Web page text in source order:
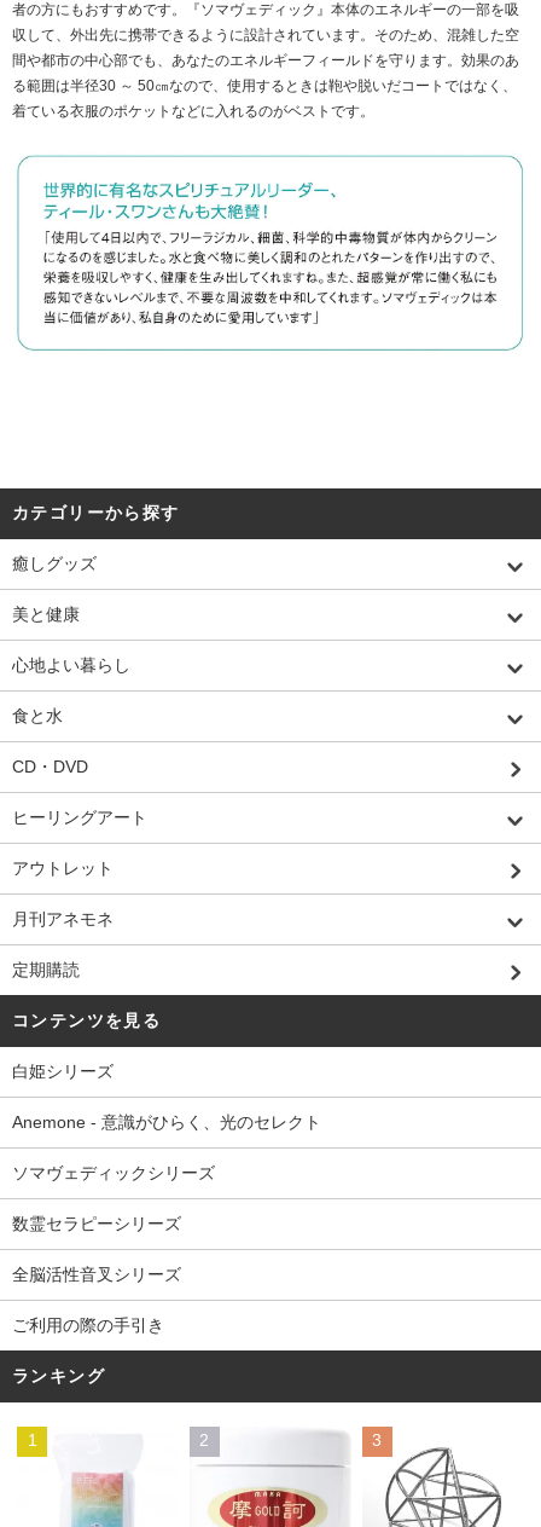
者の方にもおすすめです。『ソマヴェディック』本体のエネルギーの一部を吸
収して、外出先に携帯できるように設計されています。そのため、混雑した空
間や都市の中心部でも、あなたのエネルギーフィールドを守ります。効果のあ
る範囲は半径30 ～ 50㎝なので、使用するときは鞄や脱いだコートではなく、
着ている衣服のポケットなどに入れるのがベストです。
カテゴリーから探す
癒しグッズ
美と健康
心地よい暮らし
食と水
CD・DVD
ヒーリングアート
アウトレット
月刊アネモネ
定期購読
コンテンツを見る
白姫シリーズ
Anemone - 意識がひらく、光のセレクト
ソマヴェディックシリーズ
数霊セラピーシリーズ
全脳活性音叉シリーズ
ご利用の際の手引き
ランキング
1 2 3